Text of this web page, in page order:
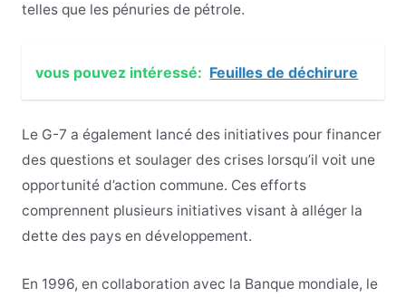
telles que les pénuries de pétrole.
vous pouvez intéressé: Feuilles de déchirure
Le G-7 a également lancé des initiatives pour financer
des questions et soulager des crises lorsqu’il voit une
opportunité d’action commune. Ces efforts
comprennent plusieurs initiatives visant à alléger la
dette des pays en développement.
En 1996, en collaboration avec la Banque mondiale, le